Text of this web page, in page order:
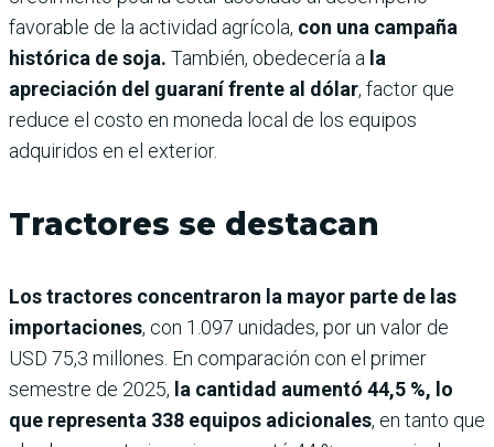
favorable de la actividad agrícola, con una campaña
histórica de soja. También, obedecería a la
apreciación del guaraní frente al dólar, factor que
reduce el costo en moneda local de los equipos
adquiridos en el exterior.
Tractores se destacan
Los tractores concentraron la mayor parte de las
importaciones, con 1.097 unidades, por un valor de
USD 75,3 millones. En comparación con el primer
semestre de 2025, la cantidad aumentó 44,5 %, lo
que representa 338 equipos adicionales, en tanto que